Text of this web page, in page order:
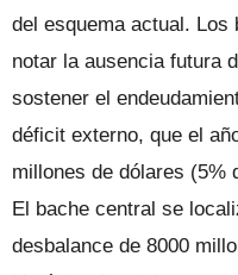
del esquema actual.
notar la ausencia futura
sostener el
déficit externo, que el
millones de dólares (5%
El bache central se
desbalance de 8000